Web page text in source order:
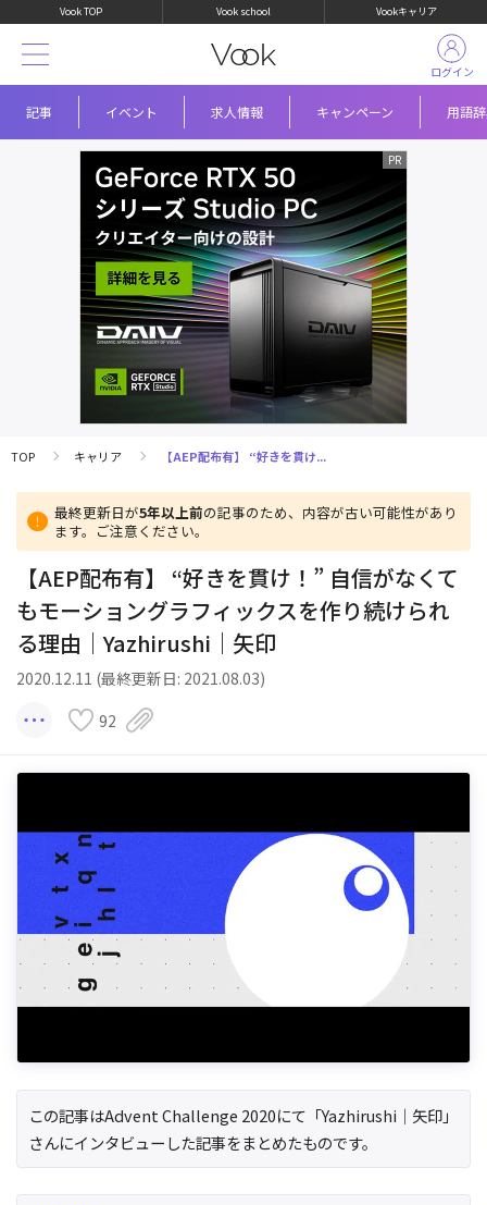
Vook TOP Vook school Vookキャリア
記事 イベント 求人情報 キャンペーン 用語
ログイン
TOP キャリア 【AEP配布有】 “好きを貫け...
最終更新日が5年以上前の記事のため、内容が古い可能性があり
ます。ご注意ください。
【AEP配布有】 “好きを貫け！” 自信がなくて
もモーショングラフィックスを作り続けられ
る理由｜Yazhirushi｜矢印
2020.12.11 (最終更新日: 2021.08.03)
92
この記事はAdvent Challenge 2020にて「Yazhirushi｜矢印」
さんにインタビューした記事をまとめたものです。